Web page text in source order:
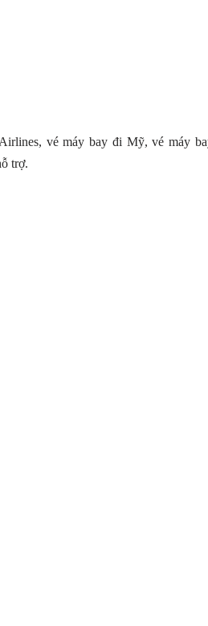
vé máy bay đi Mỹ, vé máy
trợ.